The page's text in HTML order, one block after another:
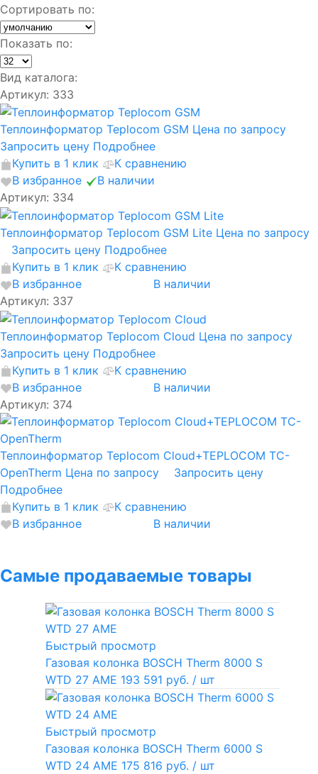
Сортировать по:
Показать по:
Вид каталога:
Артикул: 333
Теплоинформатор Teplocom GSM Цена по запросу
Запросить цену Подробнее
Купить в 1 клик
К сравнению
В избранное
В наличии
Артикул: 334
Теплоинформатор Teplocom GSM Lite Цена по запросу
Запросить цену Подробнее
Купить в 1 клик
К сравнению
В избранное
В наличии
Артикул: 337
Теплоинформатор Teplocom Cloud Цена по запросу
Запросить цену Подробнее
Купить в 1 клик
К сравнению
В избранное
В наличии
Артикул: 374
Теплоинформатор Teplocom Cloud+TEPLOCOM TC-
OpenTherm Цена по запросу
Запросить цену
Подробнее
Купить в 1 клик
К сравнению
В избранное
В наличии
Самые продаваемые товары
Быстрый просмотр
Газовая колонка BOSCH Therm 8000 S
WTD 27 AME 193 591 руб. / шт
Быстрый просмотр
Газовая колонка BOSCH Therm 6000 S
WTD 24 AME 175 816 руб. / шт